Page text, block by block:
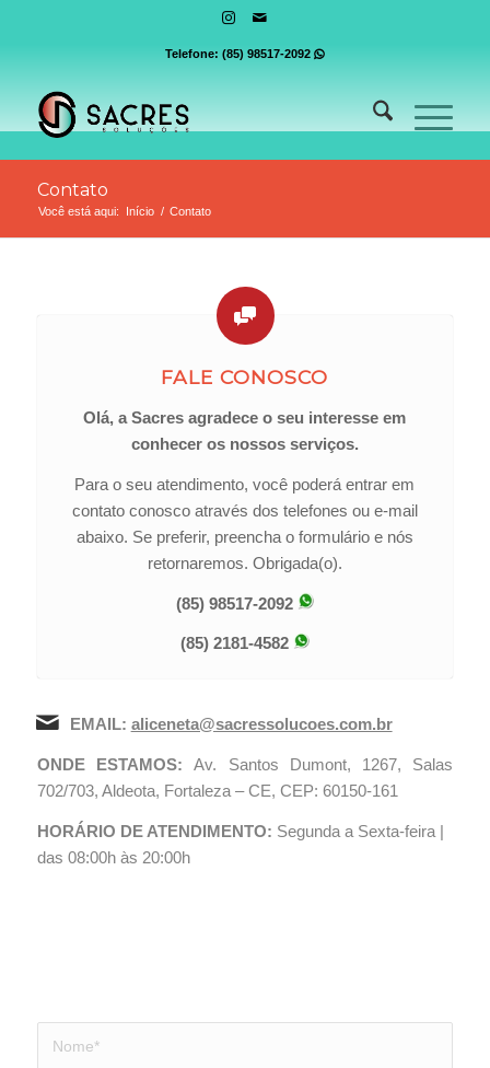
Telefone:(85) 98517-2092
Contato
Você está aqui: Início / Contato
FALE CONOSCO
Olá, a Sacres agradece o seu interesse em
conhecer os nossos serviços.
Para o seu atendimento, você poderá entrar em
contato conosco através dos telefones ou e-mail
abaixo. Se preferir, preencha o formulário e nós
retornaremos. Obrigada(o).
(85) 98517-2092
(85) 2181-4582
EMAIL: aliceneta@sacressolucoes.com.br
ONDE ESTAMOS:Av. Santos Dumont, 1267, Salas
702/703, Aldeota, Fortaleza – CE, CEP: 60150-161
HORÁRIO DE ATENDIMENTO: Segunda a Sexta-feira |
das 08:00h às 20:00h